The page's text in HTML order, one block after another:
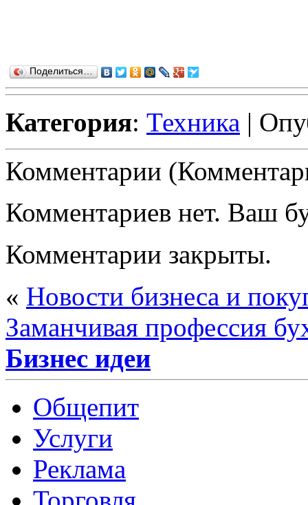
Поделиться…
Категория: Техника |
Комментарии
Комментариев нет. Ваш
Комментарии закрыты.
« Новости бизнеса и
Заманчивая профессия
Бизнес идеи
Общепит
Услуги
Реклама